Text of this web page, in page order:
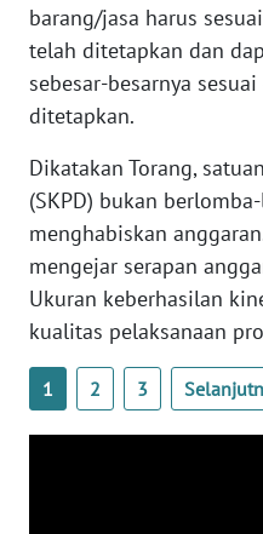
barang/jasa harus
telah ditetapkan dan
sebesar-besarnya
ditetapkan.
Dikatakan Torang,
(SKPD) bukan
menghabiskan
mengejar serapan
Ukuran keberhasilan
kualitas pelaksanaan
1 2 3
WN
SERAMBI
WN
WN
SULTRA
WN
NTB
WN
SULTENG